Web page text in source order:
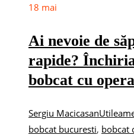
18 mai
Ai nevoie de
rapide?
bobcat cu
Sergiu MacicasanUtile
bobcat bucuresti, bobcat